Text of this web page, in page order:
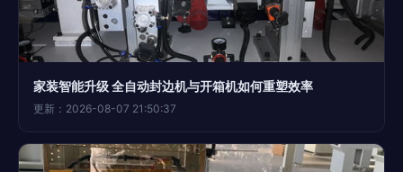
家装智能升级 全自动封边机与开箱机如何重塑效率
更新：2026-08-07 21:50:37